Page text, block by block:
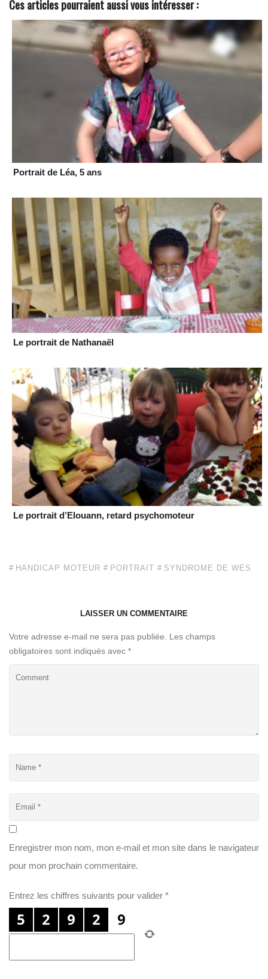
Ces articles pourraient aussi vous intéresser :
Portrait de Léa, 5 ans
Le portrait de Nathanaël
Le portrait d’Elouann, retard psychomoteur
HANDICAP MOTEUR PORTRAIT SYNDROME DE WES
LAISSER UN COMMENTAIRE
Votre adresse e-mail ne sera pas publiée.
Les champs
obligatoires sont indiqués avec *
Enregistrer mon nom, mon e-mail et mon site dans le navigateur
pour mon prochain commentaire.
Entrez les chiffres suivants pour valider *